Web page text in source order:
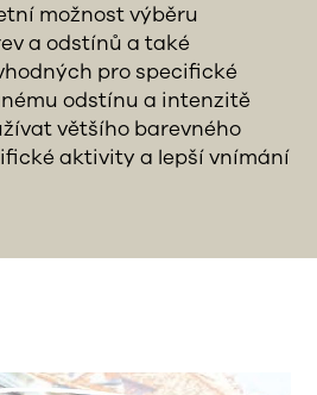
možnost výběru
a odstínů a také
pro specifické
odstínu a intenzitě
většího barevného
aktivity a lepší vnímání